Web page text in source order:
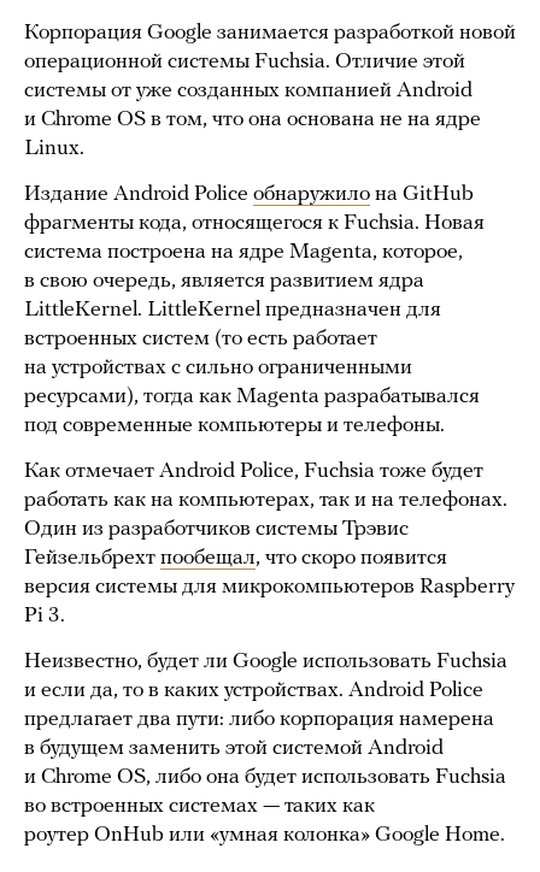
Корпорация Google занимается разработкой новой
операционной системы Fuchsia. Отличие этой
системы от уже созданных компанией Android
и Chrome OS в том, что она основана не на ядре
Linux.
Издание Android Police обнаружило на GitHub
фрагменты кода, относящегося к Fuchsia. Новая
система построена на ядре Magenta, которое,
в свою очередь, является развитием ядра
LittleKernel. LittleKernel предназначен для
встроенных систем (то есть работает
на устройствах с сильно ограниченными
ресурсами), тогда как Magenta разрабатывался
под современные компьютеры и телефоны.
Как отмечает Android Police, Fuchsia тоже будет
работать как на компьютерах, так и на телефонах.
Один из разработчиков системы Трэвис
Гейзельбрехт пообещал, что скоро появится
версия системы для микрокомпьютеров Raspberry
Pi 3.
Неизвестно, будет ли Google использовать Fuchsia
и если да, то в каких устройствах. Android Police
предлагает два пути: либо корпорация намерена
в будущем заменить этой системой Android
и Chrome OS, либо она будет использовать Fuchsia
во встроенных системах — таких как
роутер OnHub или «умная колонка» Google Home.